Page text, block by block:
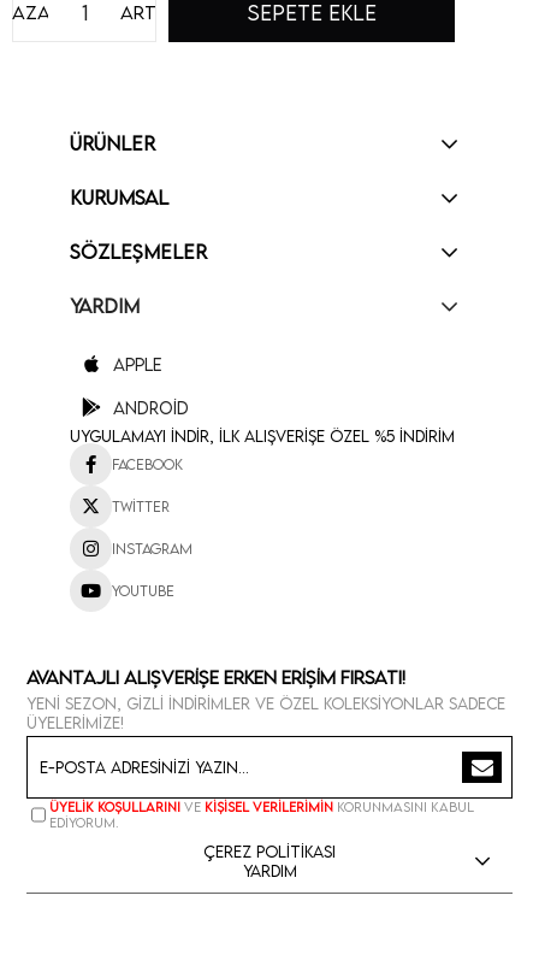
Artır
Azalt
ÜRÜNLER
KURUMSAL
SÖZLEŞMELER
YARDIM
Apple
Android
Uygulamayı İndir, İlk Alışverişe Özel %5 İndirim
Facebook
Twitter
Instagram
Youtube
Avantajlı Alışverişe Erken Erişim Fırsatı!
Yeni sezon, gizli indirimler ve özel koleksiyonlar sadece
üyelerimize!
Üyelik koşullarını ve kişisel verilerimin korunmasını kabul
ediyorum.
Çerez Politikası
Yardım